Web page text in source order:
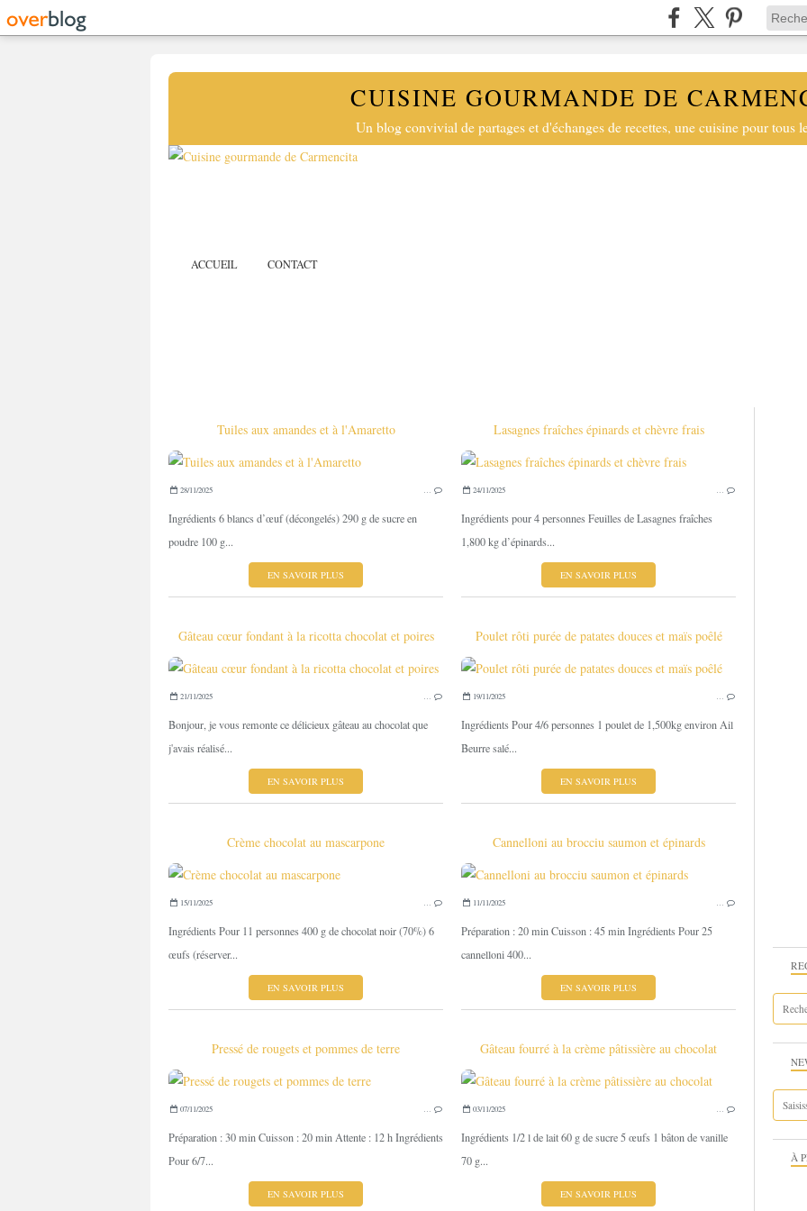
CUISINE GOURMANDE DE
Un blog convivial de partages et d'échanges de recettes, une cuisine pour tous
ACCUEIL CONTACT
Tuiles aux amandes et à l'Amaretto
GÂTEAUX -BISCUITS -CAKE - BÛCHES -
28/11/2025
Ingrédients 6 blancs d’œuf (décongelés) 290 g de sucre en
poudre 100 g...
EN SAVOIR PLUS
Lasagnes fraîches épinards et chèvre frais
24/11/2025
Ingrédients pour 4 personnes Feuilles de Lasagnes fraîches
1,800 kg d’épinards...
EN SAVOIR PLUS
Gâteau cœur fondant à la ricotta chocolat et poires
GÂTEAUX -BISCUITS -CAKE - BÛCHES -
21/11/2025
Bonjour, je vous remonte ce délicieux gâteau au chocolat que
j'avais réalisé...
EN SAVOIR PLUS
Poulet rôti purée de patates douces et maïs poêlé
19/11/2025
Ingrédients Pour 4/6 personnes 1 poulet de 1,500kg environ Ail
Beurre salé...
EN SAVOIR PLUS
Crème chocolat au mascarpone
15/11/2025
Ingrédients Pour 11 personnes 400 g de chocolat noir (70%) 6
œufs (réserver...
EN SAVOIR PLUS
Cannelloni au brocciu saumon et épinards
11/11/2025
Préparation : 20 min Cuisson : 45 min Ingrédients Pour 25
cannelloni 400...
EN SAVOIR PLUS
Pressé de rougets et pommes de terre
POISSONS ET CRUSTACÉS
07/11/2025
Préparation : 30 min Cuisson : 20 min Attente : 12 h Ingrédients
Pour 6/7...
EN SAVOIR PLUS
Gâteau fourré à la crème pâtissière au chocolat
03/11/2025
Ingrédients 1/2 l de lait 60 g de sucre 5 œufs 1 bâton de vanille
70 g...
EN SAVOIR PLUS
À